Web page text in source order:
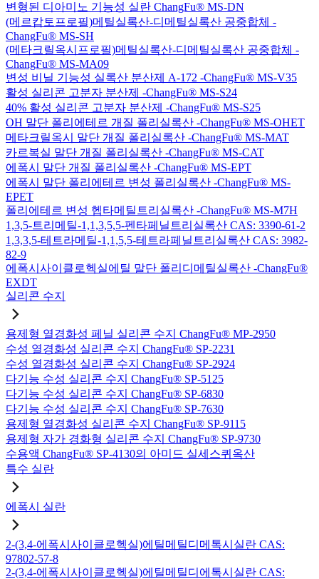
변형된 디아미노 기능성 실란 ChangFu® MS-DN
(메르캅토프로필)메틸실록산-디메틸실록산 공중합체 -
ChangFu® MS-SH
(메타크릴옥시프로필)메틸실록산-디메틸실록산 공중합체 -
ChangFu® MS-MA09
변성 비닐 기능성 실록산 분산제 A-172 -ChangFu® MS-V35
활성 실리콘 고분자 분산제 -ChangFu® MS-S24
40% 활성 실리콘 고분자 분산제 -ChangFu® MS-S25
OH 말단 폴리에테르 개질 폴리실록산 -ChangFu® MS-OHET
메타크릴옥시 말단 개질 폴리실록산 -ChangFu® MS-MAT
카르복실 말단 개질 폴리실록산 -ChangFu® MS-CAT
에폭시 말단 개질 폴리실록산 -ChangFu® MS-EPT
에폭시 말단 폴리에테르 변성 폴리실록산 -ChangFu® MS-
EPET
폴리에테르 변성 헵타메틸트리실록산 -ChangFu® MS-M7H
1,3,5-트리메틸-1,1,3,5,5-펜타페닐트리실록산 CAS: 3390-61-2
1,3,3,5-테트라메틸-1,1,5,5-테트라페닐트리실록산 CAS: 3982-
82-9
에폭시사이클로헥실에틸 말단 폴리디메틸실록산 -ChangFu®
EXDT
실리콘 수지
용제형 열경화성 페닐 실리콘 수지 ChangFu® MP-2950
수성 열경화성 실리콘 수지 ChangFu® SP-2231
수성 열경화성 실리콘 수지 ChangFu® SP-2924
다기능 수성 실리콘 수지 ChangFu® SP-5125
다기능 수성 실리콘 수지 ChangFu® SP-6830
다기능 수성 실리콘 수지 ChangFu® SP-7630
용제형 열경화성 실리콘 수지 ChangFu® SP-9115
용제형 자가 경화형 실리콘 수지 ChangFu® SP-9730
수용액 ChangFu® SP-4130의 아미드 실세스퀴옥산
특수 실란
에폭시 실란
2-(3,4-에폭시사이클로헥실)에틸메틸디메톡시실란 CAS:
97802-57-8
2-(3,4-에폭시사이클로헥실)에틸메틸디에톡시실란 CAS: